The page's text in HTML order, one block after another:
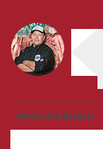
BESCHREIBUNG